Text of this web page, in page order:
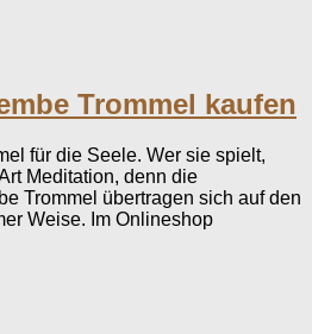
Trommel kaufen
für die Seele. Wer sie spielt,
Meditation, denn die
Trommel übertragen sich auf den
Weise. Im Onlineshop